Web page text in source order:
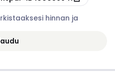
hinnan ja